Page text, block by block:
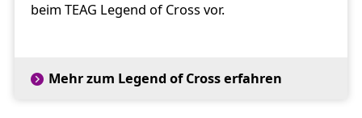
beim TEAG Legend of Cross vor.
Mehr zum Legend of Cross erfahren